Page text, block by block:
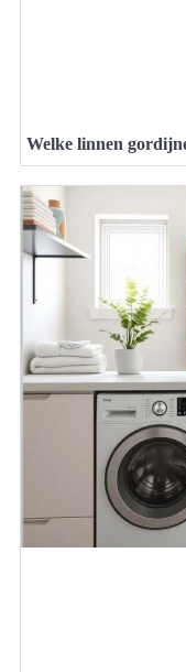
Welke linnen